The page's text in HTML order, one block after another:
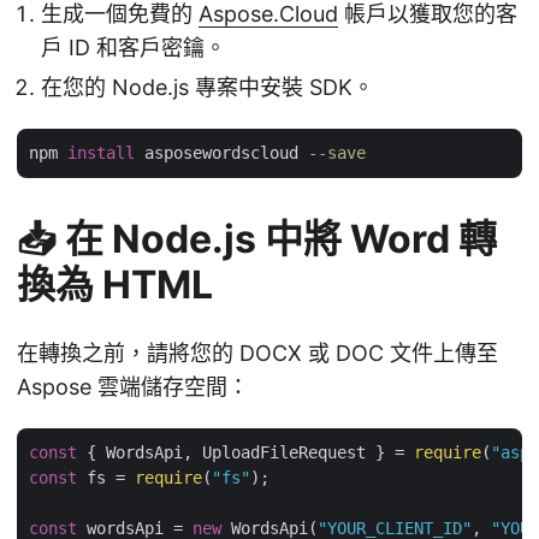
生成一個免費的 Aspose.Cloud 帳戶以獲取您的客
戶 ID 和客戶密鑰。
在您的 Node.js 專案中安裝 SDK。
npm install asposewordscloud --save
📥 在 Node.js 中將 Word 轉
換為 HTML
在轉換之前，請將您的 DOCX 或 DOC 文件上傳至
Aspose 雲端儲存空間：
const { WordsApi, UploadFileRequest } = require(
const fs = require( "fs" );
const wordsApi = new WordsApi( "YOUR_CLIENT_ID" ,